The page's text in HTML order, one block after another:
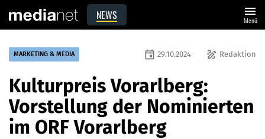
NEWS menu
Menü
MARKETING & MEDIA draw Redaktion
event 29.10.2024
Kulturpreis Vorarlberg:
Vorstellung der Nominierten
im ORF Vorarlberg